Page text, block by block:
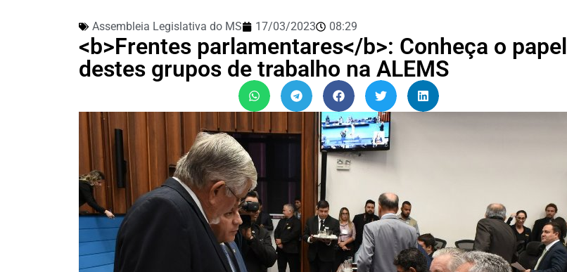
Assembleia Legislativa do MS 17/03/2023 08:29
<b>Frentes parlamentares</b>: Conheça o papel
destes grupos de trabalho na ALEMS